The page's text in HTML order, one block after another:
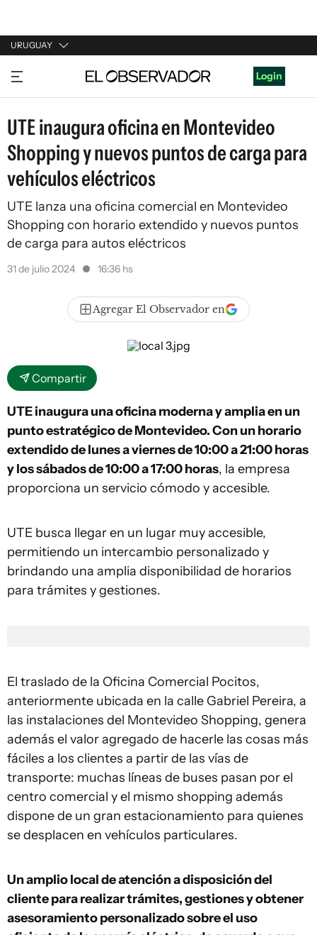
URUGUAY
URUGUAY
ARGENTINA
ESPAÑA
ESTADOS UNIDOS
Login
UTE inaugura oficina en Montevideo
Shopping y nuevos puntos de carga para
vehículos eléctricos
UTE lanza una oficina comercial en Montevideo
Shopping con horario extendido y nuevos puntos
de carga para autos eléctricos
31 de julio 2024 16:36 hs
Agregar El Observador en
Compartir
UTE inaugura una oficina moderna y amplia en un
punto estratégico de Montevideo. Con un horario
extendido de lunes a viernes de 10:00 a 21:00 horas
y los sábados de 10:00 a 17:00 horas, la empresa
proporciona un servicio cómodo y accesible.
UTE busca llegar en un lugar muy accesible,
permitiendo un intercambio personalizado y
brindando una amplia disponibilidad de horarios
para trámites y gestiones.
El traslado de la Oficina Comercial Pocitos,
anteriormente ubicada en la calle Gabriel Pereira, a
las instalaciones del Montevideo Shopping, genera
además el valor agregado de hacerle las cosas más
fáciles a los clientes a partir de las vías de
transporte: muchas líneas de buses pasan por el
centro comercial y el mismo shopping además
dispone de un gran estacionamiento para quienes
se desplacen en vehículos particulares.
Un amplio local de atención a disposición del
cliente para realizar trámites, gestiones y obtener
asesoramiento personalizado sobre el uso